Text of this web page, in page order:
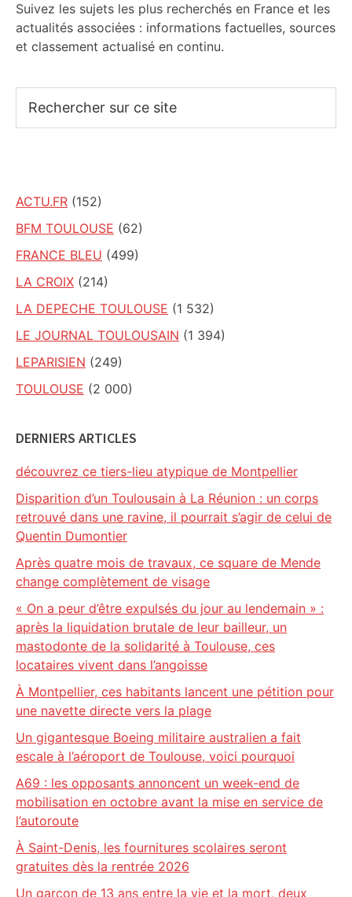
Suivez les sujets les plus recherchés en France et les
actualités associées : informations factuelles, sources
et classement actualisé en continu.
sur
ACTU.FR (152)
BFM TOULOUSE (62)
FRANCE BLEU (499)
LA CROIX (214)
LA DEPECHE TOULOUSE (1 532)
LE JOURNAL TOULOUSAIN (1 394)
LEPARISIEN (249)
TOULOUSE (2 000)
DERNIERS ARTICLES
découvrez ce tiers-lieu atypique de Montpellier
Disparition d’un Toulousain à La Réunion : un corps
retrouvé dans une ravine, il pourrait s’agir de celui de
Quentin Dumontier
Après quatre mois de travaux, ce square de Mende
change complètement de visage
« On a peur d’être expulsés du jour au lendemain » :
après la liquidation brutale de leur bailleur, un
mastodonte de la solidarité à Toulouse, ces
locataires vivent dans l’angoisse
À Montpellier, ces habitants lancent une pétition pour
une navette directe vers la plage
Un gigantesque Boeing militaire australien a fait
escale à l’aéroport de Toulouse, voici pourquoi
A69 : les opposants annoncent un week-end de
mobilisation en octobre avant la mise en service de
l’autoroute
À Saint-Denis, les fournitures scolaires seront
gratuites dès la rentrée 2026
Un garçon de 13 ans entre la vie et la mort, deux